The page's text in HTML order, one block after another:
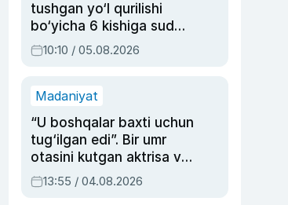
tushgan yo‘l qurilishi
bo‘yicha 6 kishiga sud
hukmi o‘qildi
10:10 / 05.08.2026
Madaniyat
“U boshqalar baxti uchun
tug‘ilgan edi”. Bir umr
otasini kutgan aktrisa va
dublyaj ustasi Rimma
Ahmedovaning
13:55 / 04.08.2026